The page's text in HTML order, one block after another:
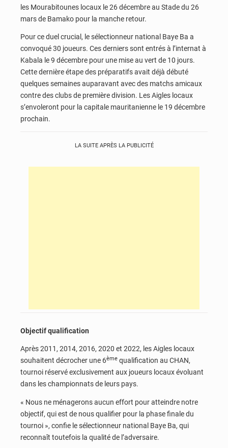
les Mourabitounes locaux le 26 décembre au Stade du 26
mars de Bamako pour la manche retour.
Pour ce duel crucial, le sélectionneur national Baye Ba a
convoqué 30 joueurs. Ces derniers sont entrés à l’internat à
Kabala le 9 décembre pour une mise au vert de 10 jours.
Cette dernière étape des préparatifs avait déjà débuté
quelques semaines auparavant avec des matchs amicaux
contre des clubs de première division. Les Aigles locaux
s’envoleront pour la capitale mauritanienne le 19 décembre
prochain.
LA SUITE APRÈS LA PUBLICITÉ
Objectif qualification
Après 2011, 2014, 2016, 2020 et 2022, les Aigles locaux
souhaitent décrocher une 6ème qualification au CHAN,
tournoi réservé exclusivement aux joueurs locaux évoluant
dans les championnats de leurs pays.
« Nous ne ménagerons aucun effort pour atteindre notre
objectif, qui est de nous qualifier pour la phase finale du
tournoi », confie le sélectionneur national Baye Ba, qui
reconnaît toutefois la qualité de l’adversaire.